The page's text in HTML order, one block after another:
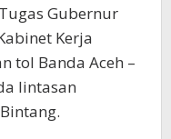
Gubernur
Kerja
tol Banda Aceh –
lintasan